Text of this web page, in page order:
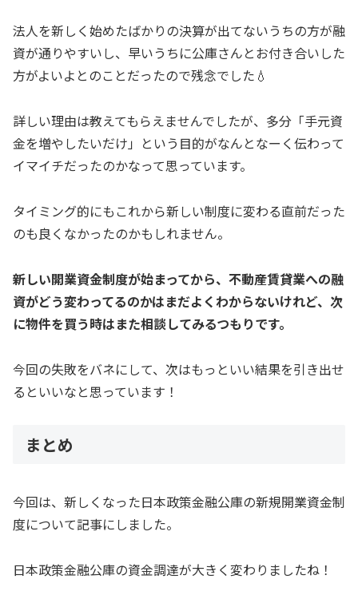
法人を新しく始めたばかりの決算が出てないうちの方が融
資が通りやすいし、早いうちに公庫さんとお付き合いした
方がよいよとのことだったので残念でした💧
詳しい理由は教えてもらえませんでしたが、多分「手元資
金を増やしたいだけ」という目的がなんとなーく伝わって
イマイチだったのかなって思っています。
タイミング的にもこれから新しい制度に変わる直前だった
のも良くなかったのかもしれません。
新しい開業資金制度が始まってから、不動産賃貸業への融
資がどう変わってるのかはまだよくわからないけれど、次
に物件を買う時はまた相談してみるつもりです。
今回の失敗をバネにして、次はもっといい結果を引き出せ
るといいなと思っています！
まとめ
今回は、新しくなった日本政策金融公庫の新規開業資金制
度について記事にしました。
日本政策金融公庫の資金調達が大きく変わりましたね！